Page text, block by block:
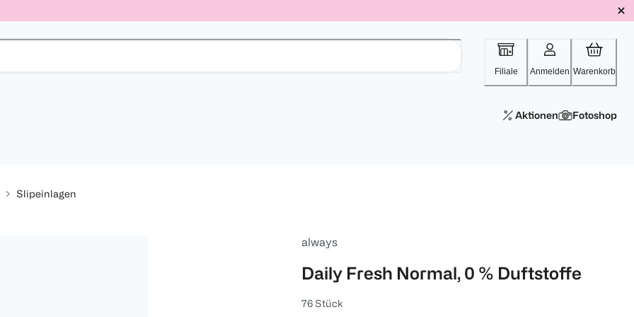
Filiale Anmelden Warenkorb
Aktionen Fotoshop
Slipeinlagen
always
Daily Fresh Normal, 0 % Duftstoffe
76 Stück